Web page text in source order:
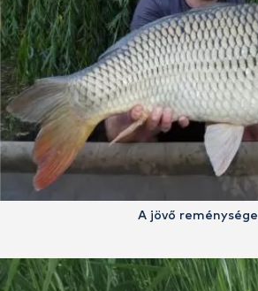
A jövő reménysége